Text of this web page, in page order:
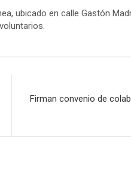
ubicado en calle Gastón
Firman convenio de